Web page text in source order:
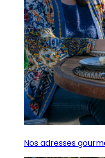
Nos adresses